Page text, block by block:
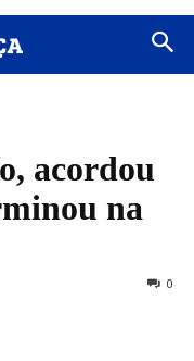
acordou
na
0